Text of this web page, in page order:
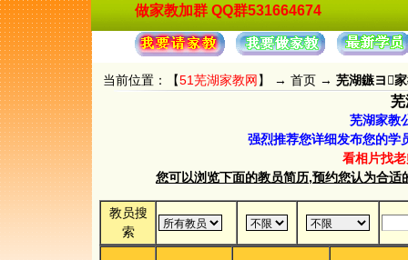
做家教加群 QQ群531664674
当前位置：【51芜湖家教网】 → 首页 → 芜湖鏃ヨ
芜
芜湖家教
强烈推荐您详细发布您的学
看相片找
您可以浏览下面的教员简历,预约您认为合
教员搜
索